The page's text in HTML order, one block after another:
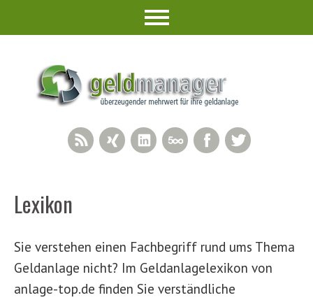
Facebook
500px
LinkedIn
Xing
RSS Feed
Lexikon
Sie verstehen einen Fachbegriff rund ums Thema
Geldanlage nicht? Im Geldanlagelexikon von
anlage-top.de finden Sie verständliche